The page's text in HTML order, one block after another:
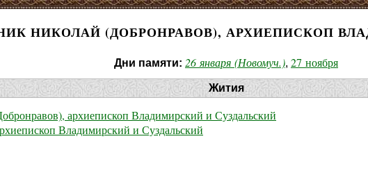
НИКОЛАЙ (ДОБРОНРАВОВ), АРХИЕПИСКОП
Дни памяти: 26 января (Новомуч.), 27 ноября
Жития
архиепископ Владимирский и Суздальский
Владимирский и Суздальский